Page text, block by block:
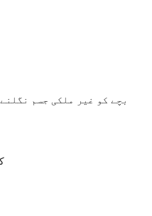
بچے کو غیر ملکی جسم